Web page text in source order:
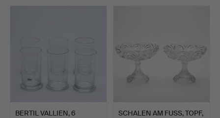
BERTIL VALLIEN, 6
SCHALEN AM FUSS, TOPF,